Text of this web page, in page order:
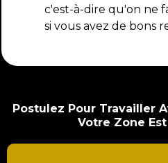
c'est-à-dire qu'on ne
si vous avez de bons
Postulez Pour Travailler
Votre Zone